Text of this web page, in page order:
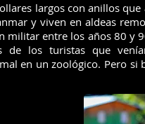
largos con anillos
y viven en aldeas
militar entre los años 80 y
de los turistas que
en un zoológico. Pero si